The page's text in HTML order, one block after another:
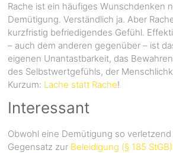
Rache ist ein häufiges Wunschdenken
Demütigung. Verständlich ja. Aber
kurzfristig befriedigendes Gefühl.
– auch dem anderen gegenüber – ist
eigenen Unantastbarkeit, das
des Selbstwertgefühls, der
Kurzum: Lache statt Rache!
Interessant
Obwohl eine Demütigung so verletzend
Gegensatz zur Beleidigung (§ 185 StGB)